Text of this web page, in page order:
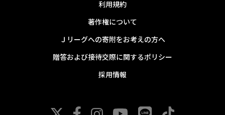
利用規約
著作権について
Ｊリーグへの寄附をお考えの方へ
贈答および接待交際に関するポリシー
採用情報